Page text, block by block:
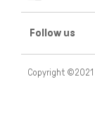
Follow us
Copyright